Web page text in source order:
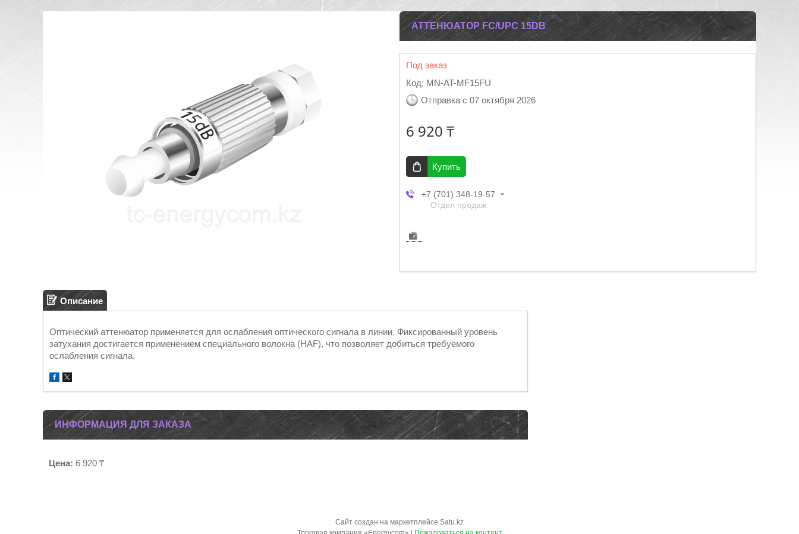
АТТЕНЮАТОР FC/UPC 15DB
Под заказ
Код: MN-AT-MF15FU
Отправка с 07 октября 2026
6 920 ₸
Купить
+7 (701) 348-19-57
Отдел продаж
Описание
Оптический аттенюатор применяется для ослабления оптического сигнала в линии. Фиксированный уровень
затухания достигается применением специального волокна (HAF), что позволяет добиться требуемого
ослабления сигнала.
ИНФОРМАЦИЯ ДЛЯ ЗАКАЗА
Цена: 6 920 ₸
Сайт создан на маркетплейсе Satu.kz